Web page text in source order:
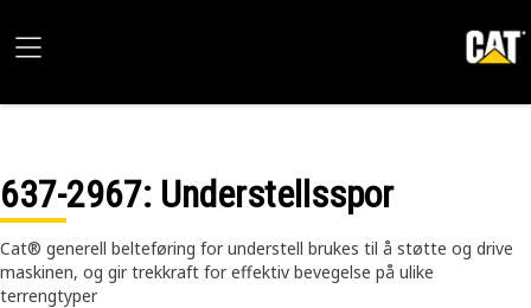
637-2967: Understellsspor
Cat® generell belteføring for understell brukes til å støtte og drive
maskinen, og gir trekkraft for effektiv bevegelse på ulike
terrengtyper